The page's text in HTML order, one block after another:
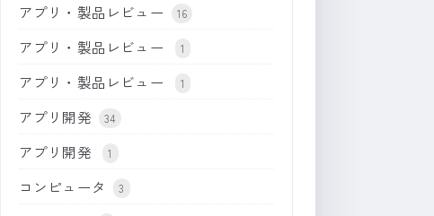
アプリ・製品レビュー 16
アプリ・製品レビュー 1
アプリ・製品レビュー 1
アプリ開発 34
アプリ開発 1
コンピュータ 3